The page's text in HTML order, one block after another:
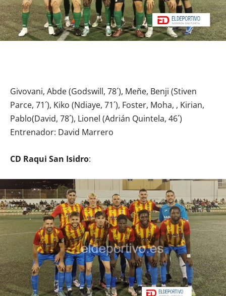
Givovani, Abde (Godswill, 78´), Meñe, Benji (Stiven
Parce, 71´), Kiko (Ndiaye, 71´), Foster, Moha, , Kirian,
Pablo(David, 78´), Lionel (Adrián Quintela, 46´)
Entrenador: David Marrero
CD Raqui San Isidro: